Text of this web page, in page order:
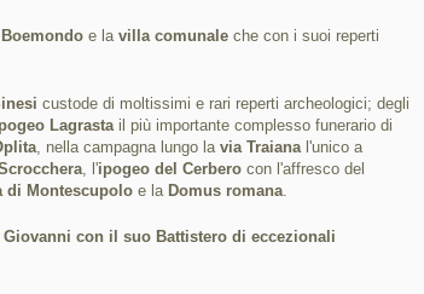
e la villa comunale che con i suoi reperti
custode di moltissimi e rari reperti archeologici; degli
Lagrastail più importante complesso funerario di
, nella campagna lungo la via Traianal'unico a
, l'ipogeo del Cerbero con l'affresco del
di Montescupolo e la Domus romana.
con il suo Battistero di eccezionali